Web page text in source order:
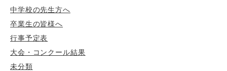
中学校の先生方へ
卒業生の皆様へ
行事予定表
大会・コンクール結果
未分類